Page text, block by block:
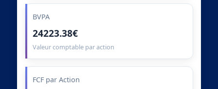
BVPA
24223.38€
Valeur comptable par action
FCF par Action